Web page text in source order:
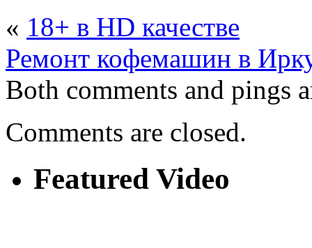
« 18+ в HD качестве
Ремонт кофемашин в
Both comments and pings
Comments are closed.
Featured Video